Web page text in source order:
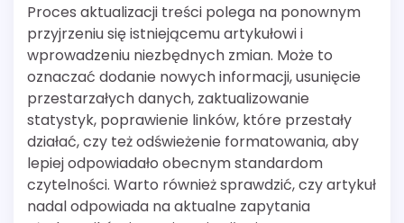
Proces aktualizacji treści polega na ponownym
przyjrzeniu się istniejącemu artykułowi i
wprowadzeniu niezbędnych zmian. Może to
oznaczać dodanie nowych informacji, usunięcie
przestarzałych danych, zaktualizowanie
statystyk, poprawienie linków, które przestały
działać, czy też odświeżenie formatowania, aby
lepiej odpowiadało obecnym standardom
czytelności. Warto również sprawdzić, czy artykuł
nadal odpowiada na aktualne zapytania